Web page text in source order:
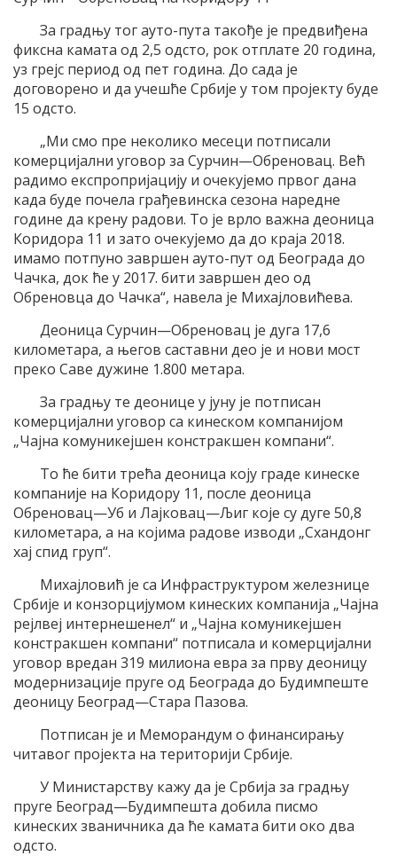
За градњу тог ауто-пута такође је предвиђена
фиксна камата од 2,5 одсто, рок отплате 20 година,
уз грејс период од пет година. До сада је
договорено и да учешће Србије у том пројекту буде
15 одсто.
„Ми смо пре неколико месеци потписали
комерцијални уговор за Сурчин—Обреновац. Већ
радимо експропријацију и очекујемо првог дана
када буде почела грађевинска сезона наредне
године да крену радови. То је врло важна деоница
Коридора 11 и зато очекујемо да до краја 2018.
имамо потпуно завршен ауто-пут од Београда до
Чачка, док ће у 2017. бити завршен део од
Обреновца до Чачка“, навела је Михајловићева.
Деоница Сурчин—Обреновац је дуга 17,6
километара, а његов саставни део је и нови мост
преко Саве дужине 1.800 метара.
За градњу те деонице у јуну је потписан
комерцијални уговор са кинеском компанијом
„Чајна комуникејшен констракшен компани“.
То ће бити трећа деоница коју граде кинеске
компаније на Коридору 11, после деоница
Обреновац—Уб и Лајковац—Љиг које су дуге 50,8
километара, а на којима радове изводи „Схандонг
хај спид груп“.
Михајловић је са Инфраструктуром железнице
Србије и конзорцијумом кинеских компанија „Чајна
рејлвеј интернешенел“ и „Чајна комуникејшен
констракшен компани“ потписала и комерцијални
уговор вредан 319 милиона евра за прву деоницу
модернизације пруге од Београда до Будимпеште
деоницу Београд—Стара Пазова.
Потписан је и Меморандум о финансирању
читавог пројекта на територији Србије.
У Министарству кажу да је Србија за градњу
пруге Београд—Будимпешта добила писмо
кинеских званичника да ће камата бити око два
одсто.